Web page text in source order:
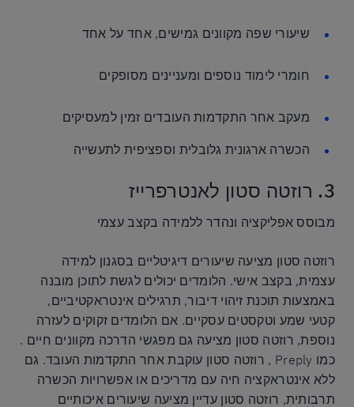
שיעורי שפה מקוונים גמישים, אחד על אחד
חומרי לימוד נוספים ומעניינים מסופקים
מעקב אחר התקדמות העובדים זמין למעסיקים
הכשרה ארגונית גלובלית וספציפית לתעשייה
3. רוזטה סטון לאנטרפרייז
מבוסס אפליקציה ונהדר ללמידה בקצב עצמי
רוזטה סטון מציעה שיעורים דיגיטליים בסגנון למידה
עצמית, בקצב אישי. הלומדים יכולים לגשת לתוכן מובנה
באמצעות תוכנת זיהוי דיבור, תרגילים אינטראקטיביים,
קטעי שמע וטקסטים עסקיים. אם הלומדים זקוקים לעזרה
נוספת, רוזטה סטון מציעה גם מפגשי הדרכה מקוונים חיים .
כמו Preply , רוזטה סטון עוקבת אחר התקדמות העובד. גם
ללא אינטראקציה חיה עם מדריכים או אפשרויות הכשרה
תרבותית, רוזטה סטון עדיין מציעה שיעורים איכותיים